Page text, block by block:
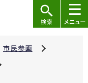
市民参画